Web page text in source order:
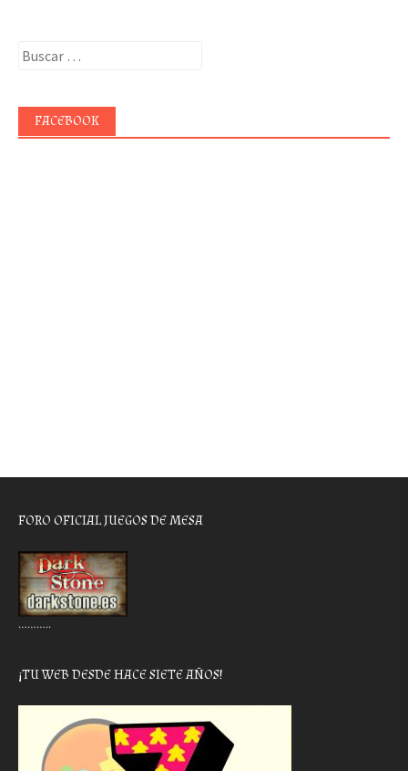
Buscar:
FACEBOOK
FORO OFICIAL JUEGOS DE MESA
………..
¡TU WEB DESDE HACE SIETE AÑOS!